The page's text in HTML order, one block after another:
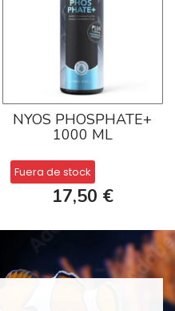
NYOS PHOSPHATE+
1000 ML
Fuera de stock
17,50 €